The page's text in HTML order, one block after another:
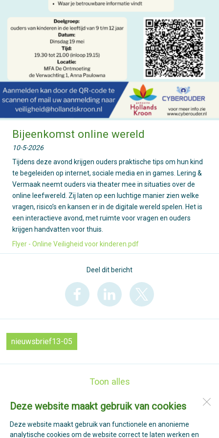
Deze website maakt gebruik van cookies
Deze website maakt gebruik van functionele en anonieme
analytische cookies om de website correct te laten werken en
Bijeenkomst online wereld
10-5-2026
Tijdens deze avond krijgen ouders praktische tips om hun kind
te begeleiden op internet, sociale media en in games. Lering &
Vermaak neemt ouders via theater mee in situaties over de
online leefwereld. Zij laten op een luchtige manier zien welke
vragen, risico’s en kansen er in de digitale wereld spelen. Het is
een interactieve avond, met ruimte voor vragen en ouders
krijgen handvatten voor thuis.
Flyer - Online Veiligheid voor kinderen.pdf
Deel dit bericht
nieuwsbrief13-05
Toon alles
Past. Verhoeffpark 110
1764 GS
Breezand